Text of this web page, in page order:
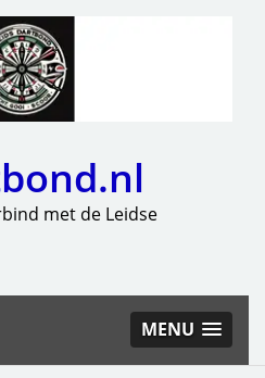
met de Leidse
MENU